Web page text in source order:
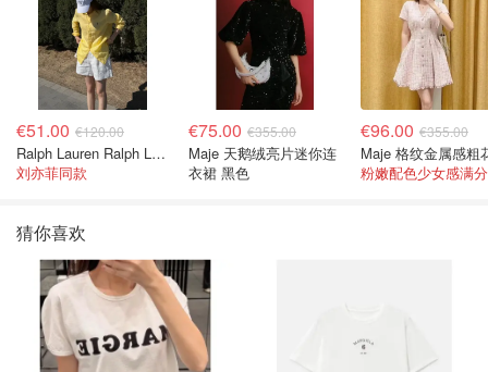
€51.00 €120.00
Ralph Lauren Ralph Lauren 男童亚麻衬衫
刘亦菲同款
€75.00 €355.00
Maje 天鹅绒亮片迷你连
衣裙 黑色
€96.00 €355.00
粉嫩配色少女感满
猜你喜欢